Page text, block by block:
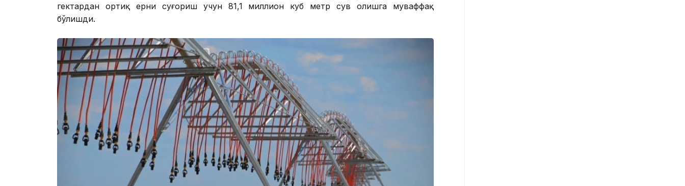
гектардан ортиқ ерни суғориш учун 81,1 миллион куб метр сув олишга муваффақ
бўлишди.